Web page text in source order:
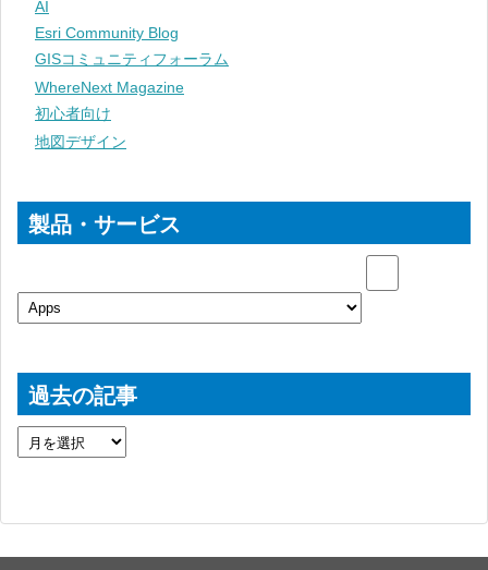
AI
Esri Community Blog
GISコミュニティフォーラム
WhereNext Magazine
初心者向け
地図デザイン
製品・サービス
過去の記事